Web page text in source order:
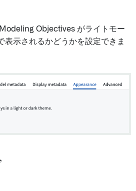
Objectives がライトモー
表示されるかどうかを設定できま